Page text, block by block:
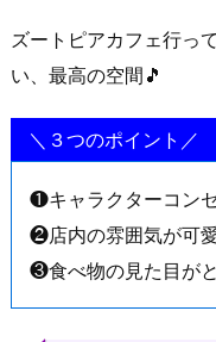
ズートピアカフェ行っ
い、最高の空間🎵
＼３つのポイント／
❶キャラクターコン
❷店内の雰囲気が可
❸食べ物の見た目が